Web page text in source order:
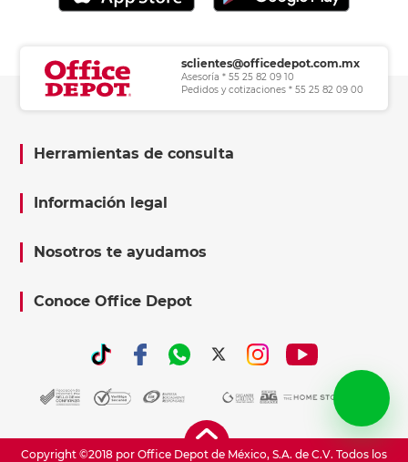
sclientes@officedepot.com.mx
Asesoría * 55 25 82 09 10
Pedidos y cotizaciones * 55 25 82 09 00
Herramientas de consulta
Información legal
Nosotros te ayudamos
Conoce Office Depot
Copyright ©2018 por Office Depot de México, S.A. de C.V. Todos los